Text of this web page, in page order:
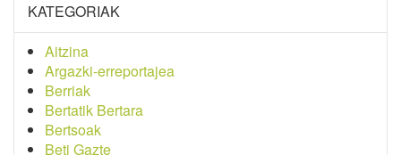
KATEGORIAK
Aitzina
Argazki-erreportajea
Berriak
Bertatik Bertara
Bertsoak
Beti Gazte